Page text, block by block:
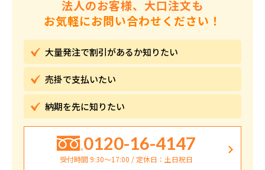
法人のお客様、大口注文も
お気軽にお問い合わせください！
大量発注で割引があるか知りたい
売掛で支払いたい
納期を先に知りたい
0120-16-4147
受付時間 9:30〜17:00 / 定休日：土日祝日